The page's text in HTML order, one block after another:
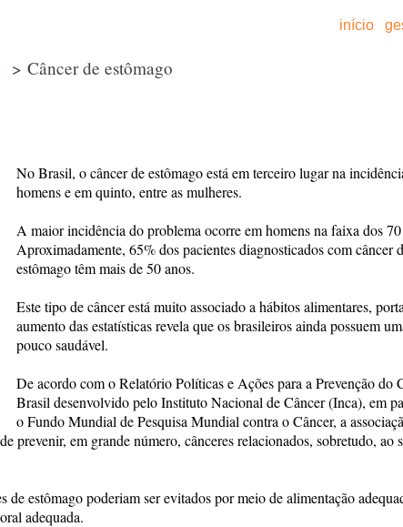
início
> Câncer de estômago
No Brasil, o câncer de estômago está em terceiro lugar na
homens e em quinto, entre as mulheres.
A maior incidência do problema ocorre em homens na faixa dos 70
Aproximadamente, 65% dos pacientes diagnosticados com câncer
estômago têm mais de 50 anos.
Este tipo de câncer está muito associado a hábitos alimentares,
aumento das estatísticas revela que os brasileiros ainda possuem
pouco saudável.
De acordo com o Relatório Políticas e Ações para a Prevenção do
Brasil desenvolvido pelo Instituto Nacional de Câncer (Inca), em
o Fundo Mundial de Pesquisa Mundial contra o Câncer, a
prevenir, em grande número, cânceres relacionados, sobretudo, ao
estômago poderiam ser evitados por meio de alimentação
adequada.